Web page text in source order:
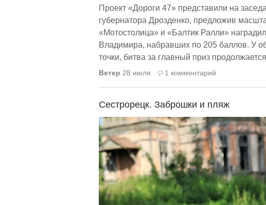
Проект «Дороги 47» представили на
губернатора Дрозденко, предложив
«Мотостолица» и «Балтик Ралли»
Владимира, набравших по 205 баллов. У
точки, битва за главный приз
Ветер 28 июля 1 комментарий
Сестрорецк. Заброшки и пляж